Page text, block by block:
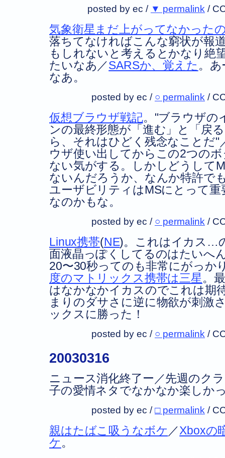
posted by ec / ▼ permalink /
気象衛星まだ上がってなかった
落ちてなければこんな窮状が報
もしれないと考えるとかなり絶
たいなあ／SARSか、覚えた 。
なあ。
posted by ec / ○ permalink /
仮想ブラウザ戦記。
ブラウザの
ンの最終形態が「進む」と「戻
ら、それはひどく残念なことだ
ウザ使い出してからこの2つの
ない気がする。しかしどうして
ないんだろうか、なんか特許で
ユーザビリティはMSにとって
なのかもな。
posted by ec / ○ permalink /
Linux携帯(NE)。これはイカス…
面液晶っぽくしてるのはたいへ
20〜30秒ってのも非常にがっか
度のマトリックス携帯は三星。
はなかなかイカスのでこれは期
まりのダサさに逆に物欲が刺激
ックスに勝った！
posted by ec / ○ permalink /
20030316
ニュース消化終了ー／先週のク
子の愛情ネタでなかなか楽しか
posted by ec /□ permalink /
親はたばこ吸うなボケ ／Xboxの
ケ。